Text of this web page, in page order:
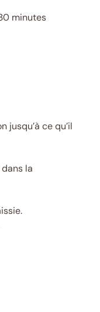
minutes
jusqu’à ce qu’il
la